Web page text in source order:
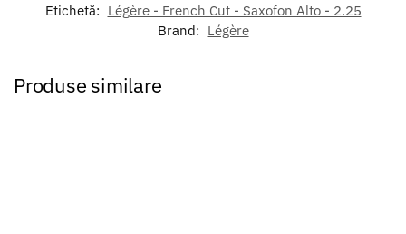
Etichetă: Légère - French Cut - Saxofon Alto - 2.25
Brand: Légère
Produse similare